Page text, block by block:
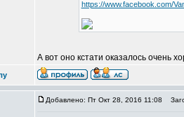
https://www.facebook.com/
А вот оно кстати оказалось очень
Добавлено: Пт Окт 28, 2016 11:08